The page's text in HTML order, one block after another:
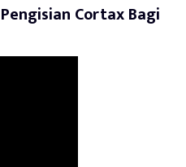
Cortax Bagi